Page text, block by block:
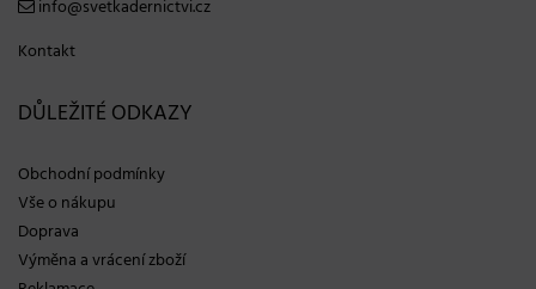
info@svetkadernictvi.cz
Kontakt
DŮLEŽITÉ ODKAZY
Obchodní podmínky
Vše o nákupu
Doprava
Výměna a vrácení zboží